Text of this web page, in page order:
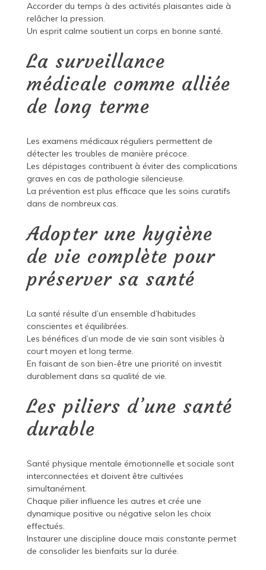
Accorder du temps à des activités plaisantes aide à
relâcher la pression.
Un esprit calme soutient un corps en bonne santé.
La surveillance
médicale comme alliée
de long terme
Les examens médicaux réguliers permettent de
détecter les troubles de manière précoce.
Les dépistages contribuent à éviter des complications
graves en cas de pathologie silencieuse.
La prévention est plus efficace que les soins curatifs
dans de nombreux cas.
Adopter une hygiène
de vie complète pour
préserver sa santé
La santé résulte d’un ensemble d’habitudes
conscientes et équilibrées.
Les bénéfices d’un mode de vie sain sont visibles à
court moyen et long terme.
En faisant de son bien-être une priorité on investit
durablement dans sa qualité de vie.
Les piliers d’une santé
durable
Santé physique mentale émotionnelle et sociale sont
interconnectées et doivent être cultivées
simultanément.
Chaque pilier influence les autres et crée une
dynamique positive ou négative selon les choix
effectués.
Instaurer une discipline douce mais constante permet
de consolider les bienfaits sur la durée.